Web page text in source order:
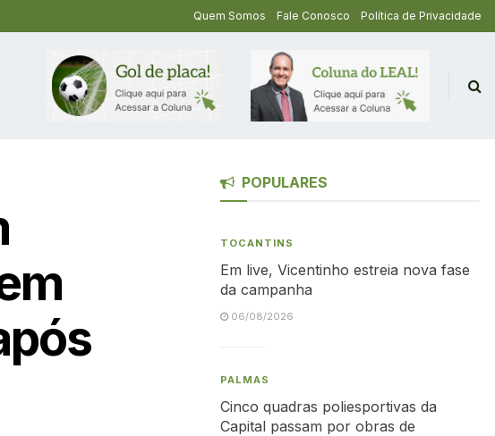
Quem Somos Fale Conosco Política de Privacidade
POPULARES
TOCANTINS
Em live, Vicentinho estreia nova fase
da campanha
06/08/2026
PALMAS
Cinco quadras poliesportivas da
Capital passam por obras de